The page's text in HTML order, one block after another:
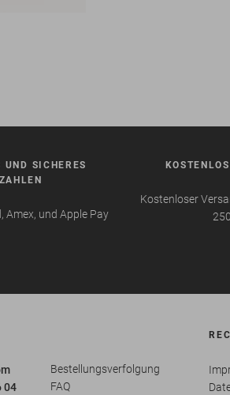
UND SICHERES
Amex, und Apple Pay
Kostenloser
04
Bestellungsverfolgung
FAQ